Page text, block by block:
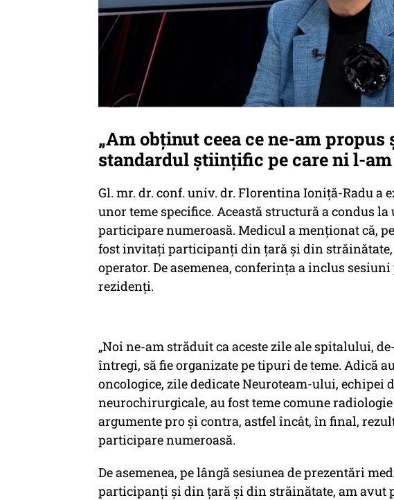
„Am obținut ceea ce ne-am
standardul științific pe care ni l-
Gl. mr. dr. conf. univ. dr. Florentina Ioniță-Radu a
unor teme specifice. Această structură a condus la
participare numeroasă. Medicul a menționat că,
fost invitați participanți din țară și din
operator. De asemenea, conferința a inclus
rezidenți.
„Noi ne-am străduit ca aceste zile ale spitalului,
întregi, să fie organizate pe tipuri de teme. Adică
oncologice, zile dedicate Neuroteam-ului, echipei
neurochirurgicale, au fost teme comune
argumente pro și contra, astfel încât, în final,
participare numeroasă.
De asemenea, pe lângă sesiunea de prezentări
participanți și din țară și din străinătate, am avut